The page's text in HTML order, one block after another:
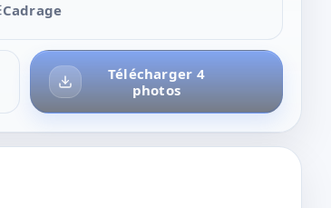
Cadrage
Télécharger 4
photos